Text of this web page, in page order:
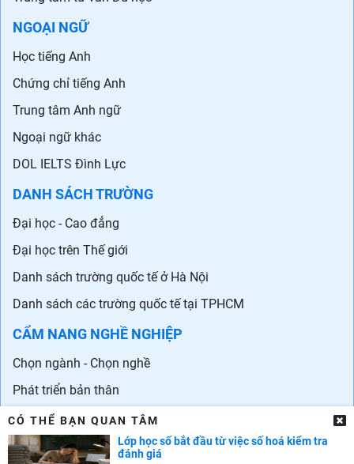
NGOẠI NGỮ
Học tiếng Anh
Chứng chỉ tiếng Anh
Trung tâm Anh ngữ
Ngoại ngữ khác
DOL IELTS Đình Lực
DANH SÁCH TRƯỜNG
Đại học - Cao đẳng
Đại học trên Thế giới
Danh sách trường quốc tế ở Hà Nội
Danh sách các trường quốc tế tại TPHCM
CẨM NANG NGHỀ NGHIỆP
Chọn ngành - Chọn nghề
Phát triển bản thân
Phát triển sự nghiệp
Tuyển dụng
CÓ THỂ BẠN QUAN TÂM
Lớp học số bắt đầu từ việc số hoá kiểm tra
đánh giá